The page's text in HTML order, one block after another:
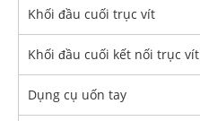
Khối đầu cuối trục vít
Khối đầu cuối kết nối trục vít
Dụng cụ uốn tay